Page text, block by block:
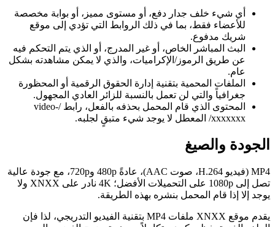
أي شيء خلف جدار دفع، أو مستوى مميز، أو بوابة مخصصة
للأعضاء فقط، بما في ذلك الروابط التي تؤدي إلى موقع
شريك مدفوع.
البث المباشر الخاص، أو غير المدرج، أو الذي يتم التحكم فيه
عن طريق الرموز/الإكراميات، والذي لا يمكن مشاهدته بشكل
عام.
الملفات المحمية بتقنية إدارة الحقوق الرقمية أو المحظورة
جغرافياً والتي لن تعمل بالنسبة للزائر العادي المجهول.
المحتوى الذي قام المحمل بحذفه بالفعل، رابط /video-
xxxxxxx/ المعطل لا يوجد شيء متبقٍ لجلبه.
الجودة والصيغ
MP4 (فيديو H.264، صوت AAC)، عادةً 480p و720p، مع جودة عالية
تصل إلى 1080p على التحميلات الأفضل؛ 4K نادر على XNXX ولا
يوجد إلا إذا قام المحمل بنشره بهذه الطريقة.
يقدم موقع XNXX ملفات MP4 بتقنية الفيديو التدريجي، لذا فإن